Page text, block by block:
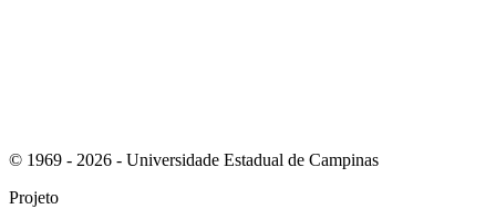
© 1969 - 2026 - Universidade Estadual de Campinas
Projeto